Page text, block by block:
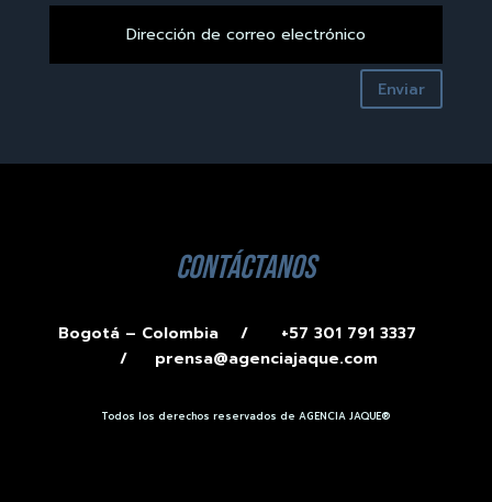
Enviar
contáctanos
Bogotá – Colombia /
+57 301 791 3337
/ prensa@agenciajaque.com
Todos los derechos reservados de AGENCIA JAQUE®